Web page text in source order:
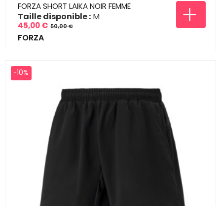
FORZA SHORT LAIKA NOIR FEMME
Prix
45,00 €
Prix
de
50,00 €
Taille disponible : M
FORZA
-10%